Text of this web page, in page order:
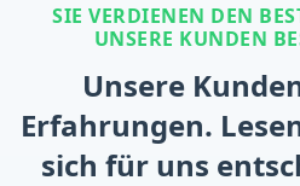
SIE VERDIENEN DEN
UNSERE KUNDEN
Unsere
Erfahrungen.
sich für uns